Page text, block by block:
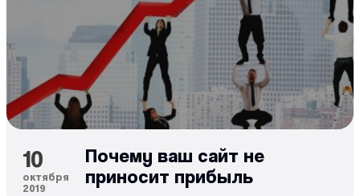
10
октября
2019
Почему ваш сайт не
приносит прибыль